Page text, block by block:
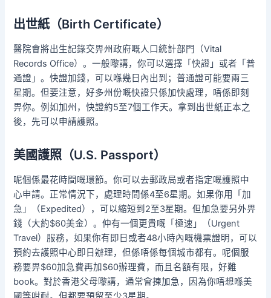
出世紙（Birth Certificate）
醫院會將出生記錄交畀州政府嘅人口統計部門（Vital
Records Office）。一般嚟講，你可以選擇「快證」或者「普
通證」。快證加錢，可以喺幾日內出到；普通證可能要兩三
星期。但要注意，好多州份嘅快證只係加快處理，唔係即刻
畀你。例如加州，快證約5至7個工作天。拿到出世紙正本之
後，先可以申請護照。
美國護照（U.S. Passport）
呢個係最花時間嘅環節。你可以去郵政局或者指定嘅護照中
心申請。正常情況下，處理時間係4至6星期。如果你用「加
急」（Expedited），可以縮短到2至3星期。但加急要另外畀
錢（大約$60美金）。仲有一個更貴嘅「極速」（Urgent
Travel）服務，如果你有即日或者48小時內嘅機票證明，可以
預約去護照中心即日辦理，但係唔係每個城市都有。呢個服
務要畀$60加急費再加$60辦理費，而且名額有限，好難
book。對於香港父母嚟講，通常會揀加急，因為你唔想喺美